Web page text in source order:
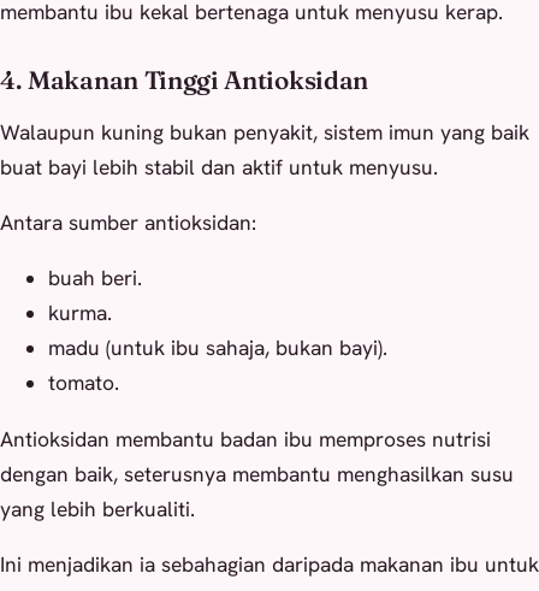
membantu ibu kekal bertenaga untuk menyusu kerap.
4. Makanan Tinggi Antioksidan
Walaupun kuning bukan penyakit, sistem imun yang baik
buat bayi lebih stabil dan aktif untuk menyusu.
Antara sumber antioksidan:
buah beri.
kurma.
madu (untuk ibu sahaja, bukan bayi).
tomato.
Antioksidan membantu badan ibu memproses nutrisi
dengan baik, seterusnya membantu menghasilkan susu
yang lebih berkualiti.
Ini menjadikan ia sebahagian daripada makanan ibu untuk